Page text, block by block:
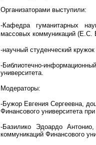
Организаторами выступили:
-Кафедра гуманитарных
массовых коммуникаций (Е.С.
-научный студенческий
-Библиотечно-
университета.
Модераторы:
-Бужор Евгения Сергеевна,
Финансового университета
-Базилико Эдоардо
коммуникаций Финансового